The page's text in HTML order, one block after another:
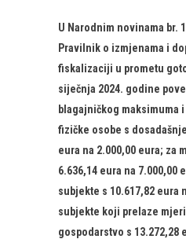
U Narodnim novinama br.
Pravilnik o izmjenama i
fiskalizaciji u prometu
siječnja 2024. godine
blagajničkog maksimuma
fizičke osobe s
eura na 2.000,00 eura; za
6.636,14 eura na 7.000,00
subjekte s 10.617,82 eura
subjekte koji prelaze
gospodarstvo s 13.272,28